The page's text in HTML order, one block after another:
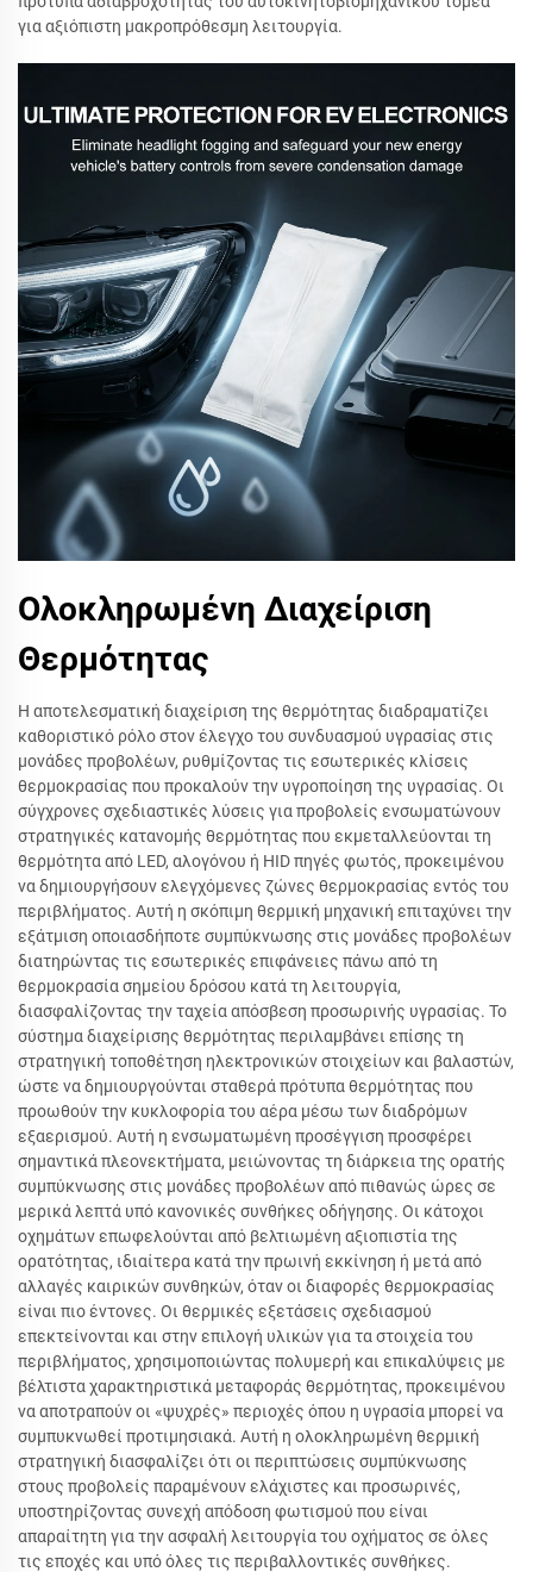
για αξιόπιστη μακροπρόθεσμη λειτουργία.
Ολοκληρωμένη Διαχείριση
Θερμότητας
Η αποτελεσματική διαχείριση της θερμότητας διαδραματίζει
καθοριστικό ρόλο στον έλεγχο του συνδυασμού υγρασίας στις
μονάδες προβολέων, ρυθμίζοντας τις εσωτερικές κλίσεις
θερμοκρασίας που προκαλούν την υγροποίηση της υγρασίας. Οι
σύγχρονες σχεδιαστικές λύσεις για προβολείς ενσωματώνουν
στρατηγικές κατανομής θερμότητας που εκμεταλλεύονται τη
θερμότητα από LED, αλογόνου ή HID πηγές φωτός, προκειμένου
να δημιουργήσουν ελεγχόμενες ζώνες θερμοκρασίας εντός του
περιβλήματος. Αυτή η σκόπιμη θερμική μηχανική επιταχύνει την
εξάτμιση οποιασδήποτε συμπύκνωσης στις μονάδες προβολέων
διατηρώντας τις εσωτερικές επιφάνειες πάνω από τη
θερμοκρασία σημείου δρόσου κατά τη λειτουργία,
διασφαλίζοντας την ταχεία απόσβεση προσωρινής υγρασίας. Το
σύστημα διαχείρισης θερμότητας περιλαμβάνει επίσης τη
στρατηγική τοποθέτηση ηλεκτρονικών στοιχείων και βαλαστών,
ώστε να δημιουργούνται σταθερά πρότυπα θερμότητας που
προωθούν την κυκλοφορία του αέρα μέσω των διαδρόμων
εξαερισμού. Αυτή η ενσωματωμένη προσέγγιση προσφέρει
σημαντικά πλεονεκτήματα, μειώνοντας τη διάρκεια της ορατής
συμπύκνωσης στις μονάδες προβολέων από πιθανώς ώρες σε
μερικά λεπτά υπό κανονικές συνθήκες οδήγησης. Οι κάτοχοι
οχημάτων επωφελούνται από βελτιωμένη αξιοπιστία της
ορατότητας, ιδιαίτερα κατά την πρωινή εκκίνηση ή μετά από
αλλαγές καιρικών συνθηκών, όταν οι διαφορές θερμοκρασίας
είναι πιο έντονες. Οι θερμικές εξετάσεις σχεδιασμού
επεκτείνονται και στην επιλογή υλικών για τα στοιχεία του
περιβλήματος, χρησιμοποιώντας πολυμερή και επικαλύψεις με
βέλτιστα χαρακτηριστικά μεταφοράς θερμότητας, προκειμένου
να αποτραπούν οι «ψυχρές» περιοχές όπου η υγρασία μπορεί να
συμπυκνωθεί προτιμησιακά. Αυτή η ολοκληρωμένη θερμική
στρατηγική διασφαλίζει ότι οι περιπτώσεις συμπύκνωσης
στους προβολείς παραμένουν ελάχιστες και προσωρινές,
υποστηρίζοντας συνεχή απόδοση φωτισμού που είναι
απαραίτητη για την ασφαλή λειτουργία του οχήματος σε όλες
τις εποχές και υπό όλες τις περιβαλλοντικές συνθήκες.